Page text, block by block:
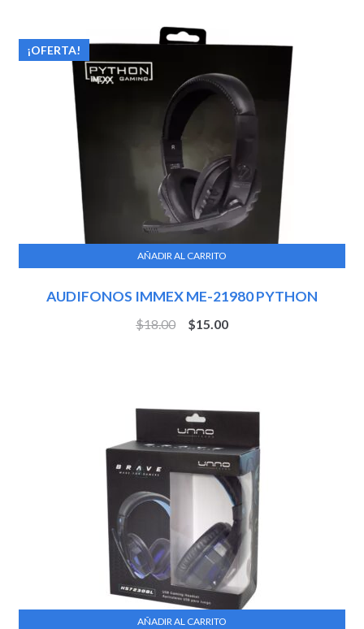
AUDIFONOS IMMEX ME-21980 PYTHON
¡OFERTA!
$18.00 $15.00
AÑADIR AL CARRITO
AÑADIR AL CARRITO